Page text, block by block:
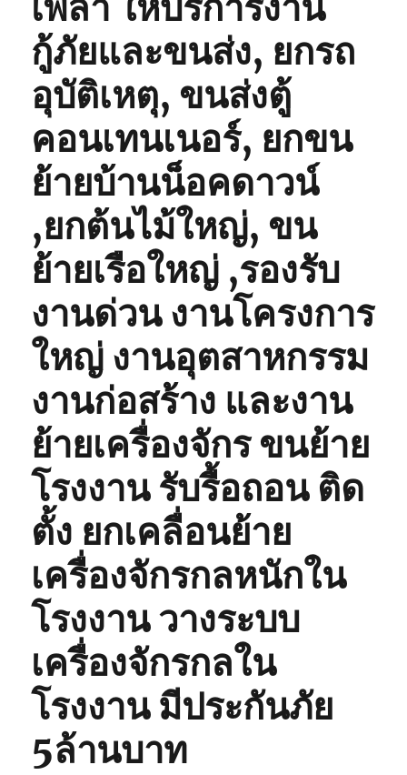
กู้ภัยและขนส่ง, ยกรถ
อุบัติเหตุ, ขนส่งตู้
คอนเทนเนอร์, ยกขน
ย้ายบ้านน็อคดาวน์
,ยกต้นไม้ใหญ่, ขน
ย้ายเรือใหญ่ ,รองรับ
งานด่วน งานโครงการ
ใหญ่ งานอุตสาหกรรม
งานก่อสร้าง และงาน
ย้ายเครื่องจักร ขนย้าย
โรงงาน รับรื้อถอน ติด
ตั้ง ยกเคลื่อนย้าย
เครื่องจักรกลหนักใน
โรงงาน วางระบบ
เครื่องจักรกลใน
โรงงาน มีประกันภัย
5ล้านบาท